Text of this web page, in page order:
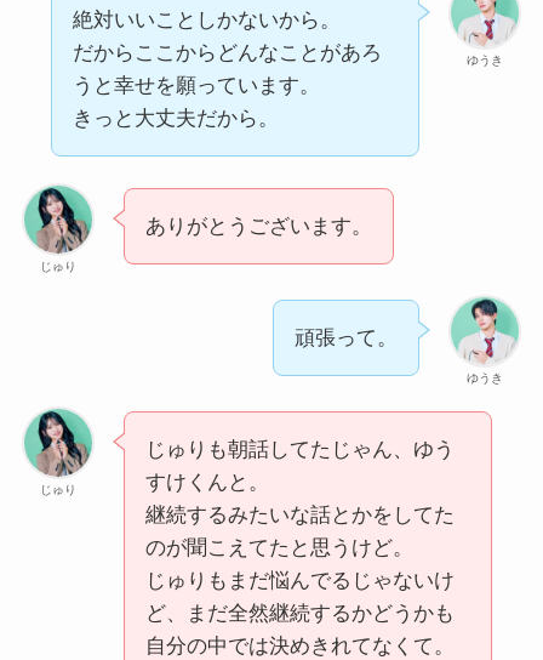
ゆうき
絶対いいことしかないから。
だからここからどんなことがあろ
うと幸せを願っています。
きっと大丈夫だから。
じゅり
ありがとうございます。
ゆうき
頑張って。
じゅり
じゅりも朝話してたじゃん、ゆう
すけくんと。
継続するみたいな話とかをしてた
のが聞こえてたと思うけど。
じゅりもまだ悩んでるじゃないけ
ど、まだ全然継続するかどうかも
自分の中では決めきれてなくて。